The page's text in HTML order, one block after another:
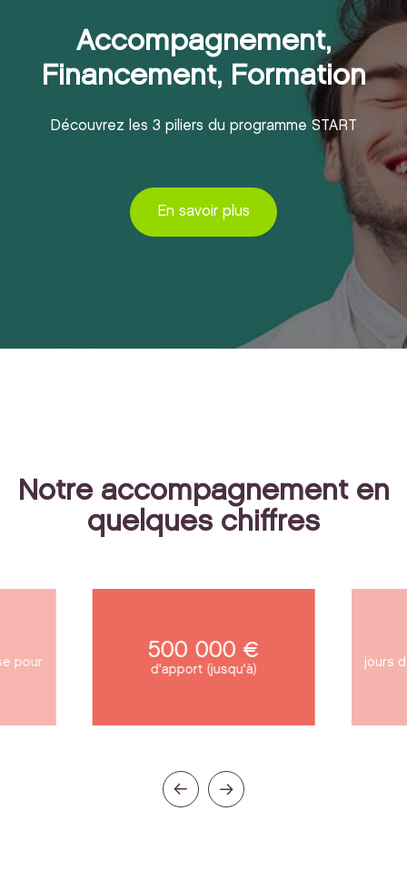
Accompagnement,
Financement, Formation
Découvrez les 3 piliers du programme START
En savoir plus
Notre accompagnement en
quelques chiffres
pour
500 000 €
d'apport (jusqu'à)
jours